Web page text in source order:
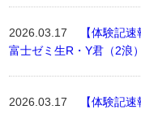
2026.03.17
【体験記
富士ゼミ生R・Y君（2浪
2026.03.17
【体験記